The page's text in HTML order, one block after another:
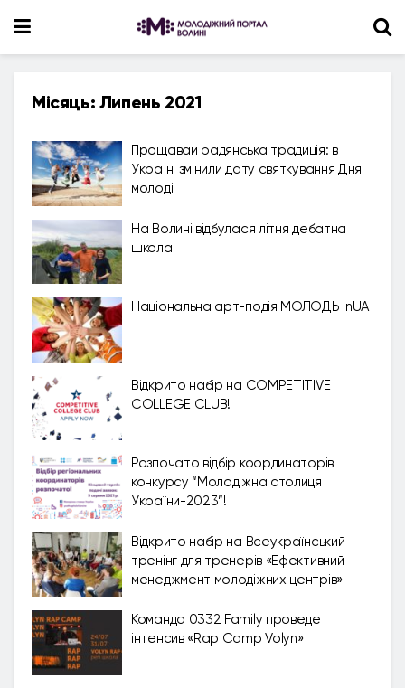
Місяць: Липень 2021
Прощавай радянська традиція: в
Україні змінили дату святкування Дня
молоді
На Волині відбулася літня дебатна
школа
Національна арт-подія МОЛОДЬ inUA
Відкрито набір на COMPETITIVE
COLLEGE CLUB!
Розпочато відбір координаторів
конкурсу “Молодіжна столиця
України-2023”!
Відкрито набір на Всеукраїнський
тренінг для тренерів «Ефективний
менеджмент молодіжних центрів»
Команда 0332 Family проведе
інтенсив «Rap Camp Volyn»